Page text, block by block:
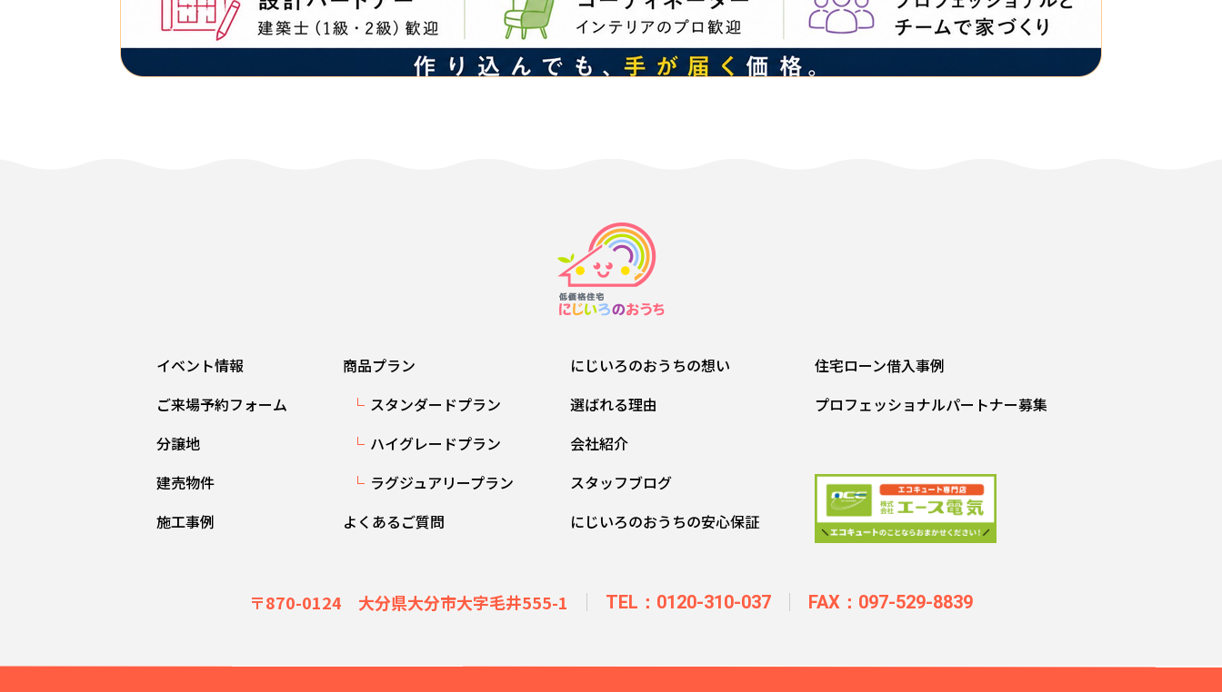
イベント情報
ご来場予約フォーム
分譲地
建売物件
施工事例
商品プラン
スタンダードプラン
ハイグレードプラン
ラグジュアリープラン
よくあるご質問
にじいろのおうちの想い
選ばれる理由
会社紹介
スタッフブログ
にじいろのおうちの安心保証
住宅ローン借入事例
プロフェッショナルパートナー募集
〒870-0124 大分県大分市大字毛井555-1 TEL：0120-310-037 FAX：097-529-8839